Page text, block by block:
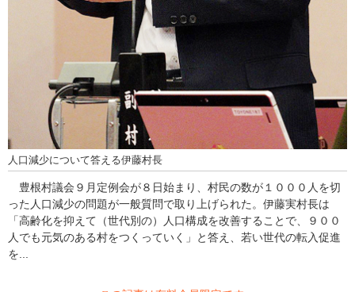
人口減少について答える伊藤村長
豊根村議会９月定例会が８日始まり、村民の数が１０００人を切
った人口減少の問題が一般質問で取り上げられた。伊藤実村長は
「高齢化を抑えて（世代別の）人口構成を改善することで、９００
人でも元気のある村をつくっていく」と答え、若い世代の転入促進
を...